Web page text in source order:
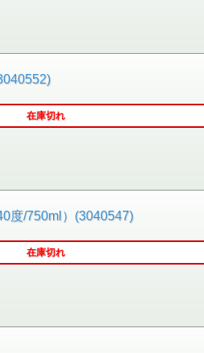
在庫切れ
度/750ml）(3040547)
在庫切れ